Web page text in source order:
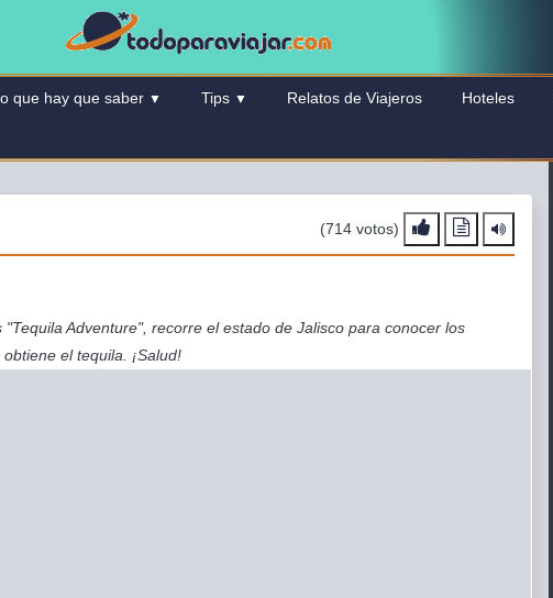
que hay que saber ▼ Tips ▼ Relatos de Viajeros Hoteles
(714 votos)
Adventure", recorre el estado de Jalisco para conocer los
el tequila. ¡Salud!